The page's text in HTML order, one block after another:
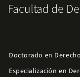
Facultad de
Doctorado en Derecho
Especialización en